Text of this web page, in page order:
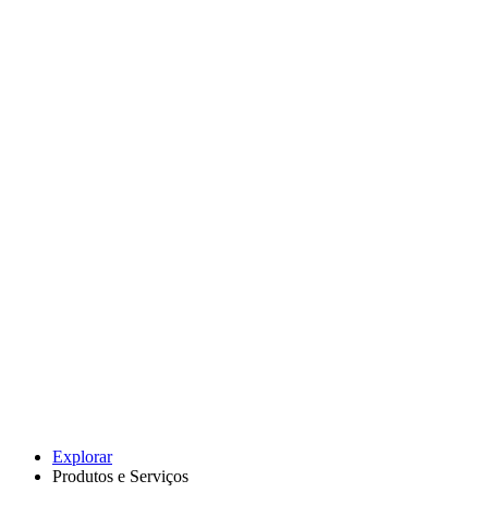
Explorar
Produtos e Serviços